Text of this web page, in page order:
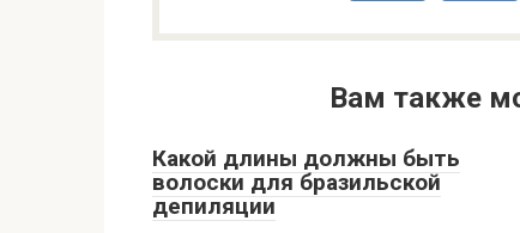
Вам также
Какой длины должны быть
волоски для бразильской
депиляции